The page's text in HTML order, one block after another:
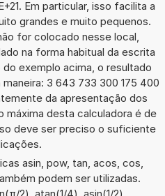
Em particular, isso facilita a
grandes e muito pequenos.
for colocado nesse local,
na forma habitual da escrita
exemplo acima, o resultado
3 643 733 300 175 400
da apresentação dos
máxima desta calculadora é de
deve ser preciso o suficiente
asin, pow, tan, acos, cos,
podem ser utilizadas.
2), atan(1/4), asin(1/2),